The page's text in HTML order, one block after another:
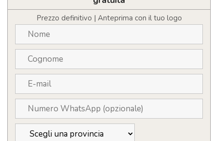
bamboo
retrattile
quantità
Prezzo definitivo | Anteprima con il tuo logo